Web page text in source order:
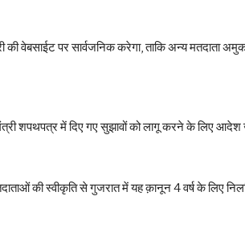
पर सार्वजनिक करेगा, ताकि अन्य मतदाता
शपथपत्र में दिए गए सुझावों को लागू करने के लिए
की स्वीकृति से गुजरात में यह क़ानून 4 वर्ष के लिए